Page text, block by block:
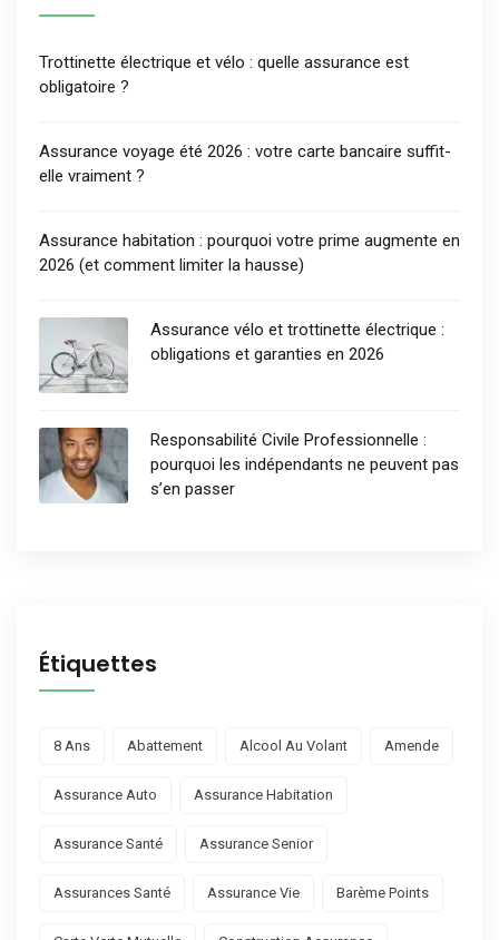
Trottinette électrique et vélo : quelle assurance est
obligatoire ?
Assurance voyage été 2026 : votre carte bancaire suffit-
elle vraiment ?
Assurance habitation : pourquoi votre prime augmente en
2026 (et comment limiter la hausse)
Assurance vélo et trottinette électrique :
obligations et garanties en 2026
Responsabilité Civile Professionnelle :
pourquoi les indépendants ne peuvent pas
s’en passer
Étiquettes
8 Ans Abattement Alcool Au Volant Amende
Assurance Auto Assurance Habitation
Assurance Santé Assurance Senior
Assurances Santé Assurance Vie Barème Points